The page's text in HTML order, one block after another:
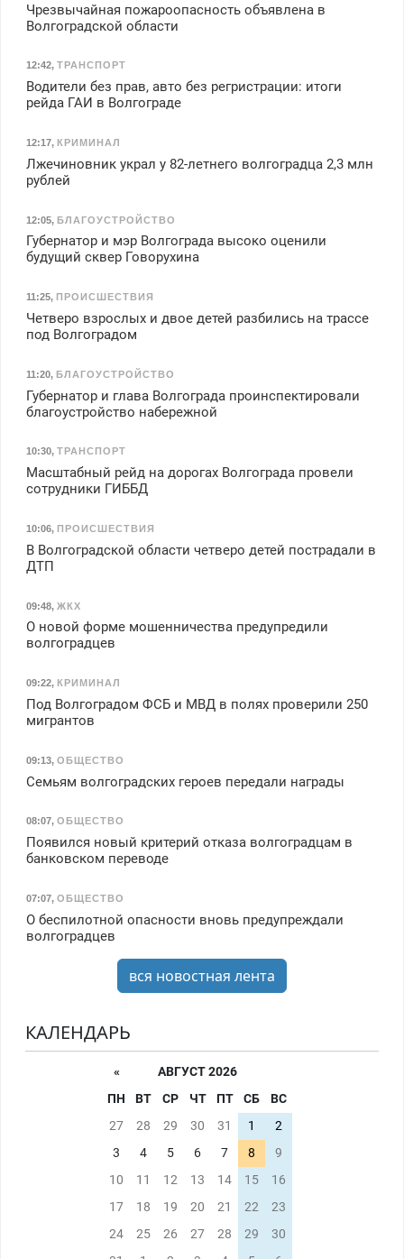
Чрезвычайная пожароопасность объявлена в
Волгоградской области
12:42, ТРАНСПОРТ
Водители без прав, авто без регристрации: итоги
рейда ГАИ в Волгограде
12:17, КРИМИНАЛ
Лжечиновник украл у 82-летнего волгоградца 2,3 млн
рублей
12:05, БЛАГОУСТРОЙСТВО
Губернатор и мэр Волгограда высоко оценили
будущий сквер Говорухина
11:25, ПРОИСШЕСТВИЯ
Четверо взрослых и двое детей разбились на трассе
под Волгоградом
11:20, БЛАГОУСТРОЙСТВО
Губернатор и глава Волгограда проинспектировали
благоустройство набережной
10:30, ТРАНСПОРТ
Масштабный рейд на дорогах Волгограда провели
сотрудники ГИББД
10:06, ПРОИСШЕСТВИЯ
В Волгоградской области четверо детей пострадали в
ДТП
09:48, ЖКХ
О новой форме мошенничества предупредили
волгоградцев
09:22, КРИМИНАЛ
Под Волгоградом ФСБ и МВД в полях проверили 250
мигрантов
09:13, ОБЩЕСТВО
Семьям волгоградских героев передали награды
08:07, ОБЩЕСТВО
Появился новый критерий отказа волгоградцам в
банковском переводе
07:07, ОБЩЕСТВО
О беспилотной опасности вновь предупреждали
волгоградцев
вся новостная лента
КАЛЕНДАРЬ
«
АВГУСТ 2026
ПН
ВТ СР ЧТ ПТ СБ
ВС
27
28 29 30 31 1
2
3
4 5 6 7 8
9
10
11 12 13 14 15
16
17
18 19 20 21 22
23
24
25 26 27 28 29
30